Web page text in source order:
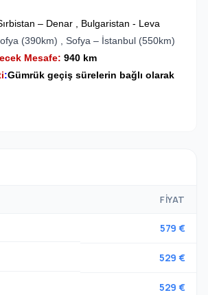
– Denar , Bulgaristan - Leva
(390km) , Sofya – İstanbul (550km)
Mesafe: 940 km
:Gümrük geçiş sürelerin bağlı olarak
FIYAT
579 €
529 €
529 €